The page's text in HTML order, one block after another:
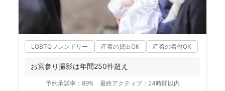
LGBTQフレンドリー 産着の貸出OK 産着の着付OK
お宮参り撮影は年間250件超え
予約承諾率： 89% 最終アクティブ： 24時間以内